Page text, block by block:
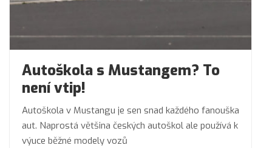
Autoškola s Mustangem? To
není vtip!
Autoškola v Mustangu je sen snad každého fanouška
aut. Naprostá většina českých autoškol ale používá k
výuce běžné modely vozů